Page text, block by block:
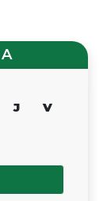
J V